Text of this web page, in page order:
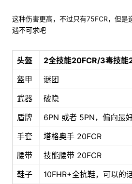
这种伤害更高，不过只有75FCR，但是
遇不可求吧
头盔
2全技能20FCR/3毒技能
盔甲
谜团
武器
破隐
盾牌
6PN 或者 5PN，偏向最
手套
塔格奥手 20FCR
腰带
技能腰带 20FCR
鞋子
10FHR+全抗鞋，可以的